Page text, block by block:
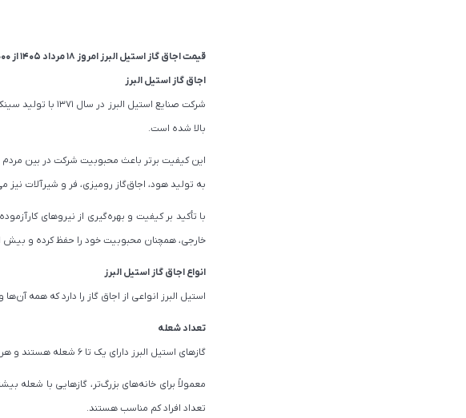
قیمت اجاق گاز استیل البرز امروز 18 مرداد 1405 از
اجاق گاز استیل البرز
شرکت صنایع
بالا شده است.
این کیفیت برتر باعث محبوبیت شرکت در بین
به تولید هود، اجاق‌گاز رومیزی، فر و شیرآلات نیز
با تأکید بر کیفیت و بهره‌گیری از نیروهای
خارجی، همچنان محبوبیت خود را حفظ کرده و بیش از ۲۰۰ نوع محصول مختلف تولید
انواع اجاق گاز استیل البرز
استیل البرز انواعی از اجاق گاز را دارد که همه
تعداد شعله
گازهای استیل البرز دارای یک تا 6 شعله هستند و هر فردی با توجه به نیاز خود می‌تواند گاز با شعله‌های مورد نظر را انتخاب کند.
تعداد افراد کم مناسب هستند.